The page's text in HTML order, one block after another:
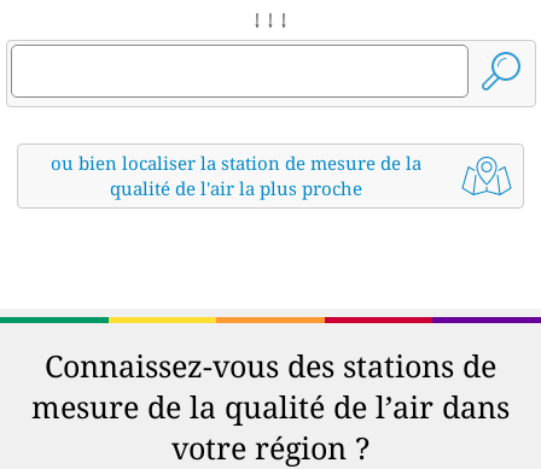
↓ ↓ ↓
ou bien localiser la station de mesure de la
qualité de l'air la plus proche
Connaissez-vous des stations de
mesure de la qualité de l’air dans
votre région ?